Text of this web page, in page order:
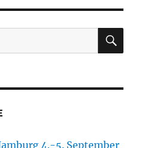
4.-5. September